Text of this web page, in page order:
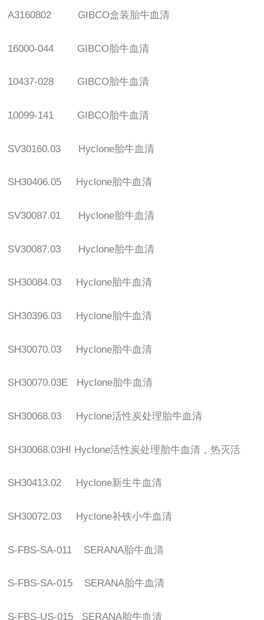
A3160802 GIBCO盒装胎牛血清
16000-044 GIBCO胎牛血清
10437-028 GIBCO胎牛血清
10099-141 GIBCO胎牛血清
SV30160.03 Hyclone胎牛血清
SH30406.05 Hyclone胎牛血清
SV30087.01 Hyclone胎牛血清
SV30087.03 Hyclone胎牛血清
SH30084.03 Hyclone胎牛血清
SH30396.03 Hyclone胎牛血清
SH30070.03 Hyclone胎牛血清
SH30070.03E Hyclone胎牛血清
SH30068.03 Hyclone活性炭处理胎牛血清
SH30068.03HI Hyclone活性炭处理胎牛血清，热灭活
SH30413.02 Hyclone新生牛血清
SH30072.03 Hyclone补铁小牛血清
S-FBS-SA-011 SERANA胎牛血清
S-FBS-SA-015 SERANA胎牛血清
S-FBS-US-015 SERANA胎牛血清